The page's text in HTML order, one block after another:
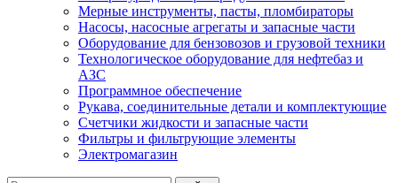
Мерные инструменты, пасты, пломбираторы
Насосы, насосные агрегаты и запасные части
Оборудование для бензовозов и грузовой техники
Технологическое оборудование для нефтебаз и
АЗС
Программное обеспечение
Рукава, соединительные детали и комплектующие
Счетчики жидкости и запасные части
Фильтры и фильтрующие элементы
Электромагазин